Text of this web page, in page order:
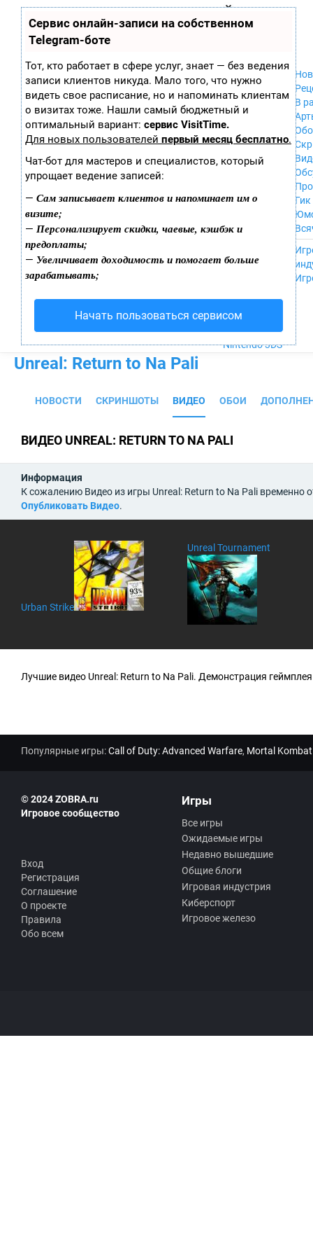
Сервис онлайн-записи на собственном
Telegram-боте
Тот, кто работает в сфере услуг, знает — без ведения
записи клиентов никуда. Мало того, что нужно
видеть свое расписание, но и напоминать клиентам
о визитах тоже. Нашли самый бюджетный и
оптимальный вариант: сервис VisitTime.
Для новых пользователей первый месяц бесплатно.
Чат-бот для мастеров и специалистов, который
упрощает ведение записей:
— Сам записывает клиентов и напоминает им о
визите;
— Персонализирует скидки, чаевые, кэшбэк и
предоплаты;
— Увеличивает доходимость и помогает больше
зарабатывать;
Начать пользоваться сервисом
играх
ла
ор
ы
Xbox 360
Wii
GameCube
PS
PS2
PS3
Nintendo 64
PSP
iPhone, iPod,
MacOS
NES
Wii U
PS4
Xbox One
Nintendo 3DS
В
Гик
Unreal: Return to Na Pali
НОВОСТИ СКРИНШОТЫ ВИДЕО ОБОИ
ВИДЕО UNREAL: RETURN TO NA PALI
Информация
К сожалению Видео из игры Unreal: Return to Na Pali временно
Опубликовать Видео.
Urban Strike
Unreal Tournament
Лучшие видео Unreal: Return to Na Pali. Демонстрация
Популярные игры:Call of Duty: Advanced Warfare, Mortal
© 2024 ZOBRA.ru
Игровое сообщество
Вход
Регистрация
Соглашение
О проекте
Правила
Обо всем
Игры
Все игры
Ожидаемые игры
Недавно вышедшие
Общие блоги
Игровая индустрия
Киберспорт
Игровое железо